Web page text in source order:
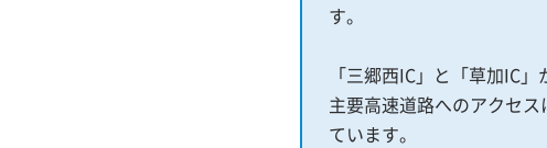
す。
「三郷西IC」と「草加IC
主要高速道路へのアクセ
ています。